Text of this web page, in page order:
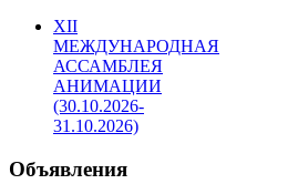
XII
МЕЖДУНАРОДНАЯ
АССАМБЛЕЯ
АНИМАЦИИ
(30.10.2026-
31.10.2026)
Объявления